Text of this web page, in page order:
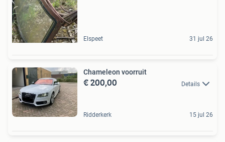
Elspeet 31 jul 26
Chameleon voorruit
€ 200,00 Details
Ridderkerk 15 jul 26